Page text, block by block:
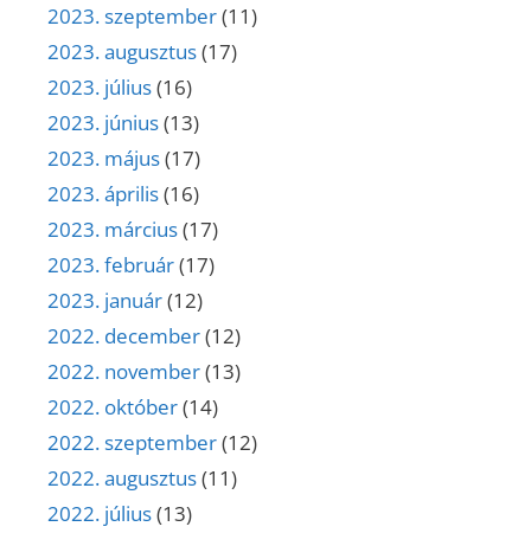
2023. szeptember(11)
2023. augusztus(17)
2023. július(16)
2023. június(13)
2023. május(17)
2023. április(16)
2023. március(17)
2023. február(17)
2023. január(12)
2022. december(12)
2022. november(13)
2022. október(14)
2022. szeptember(12)
2022. augusztus(11)
2022. július(13)